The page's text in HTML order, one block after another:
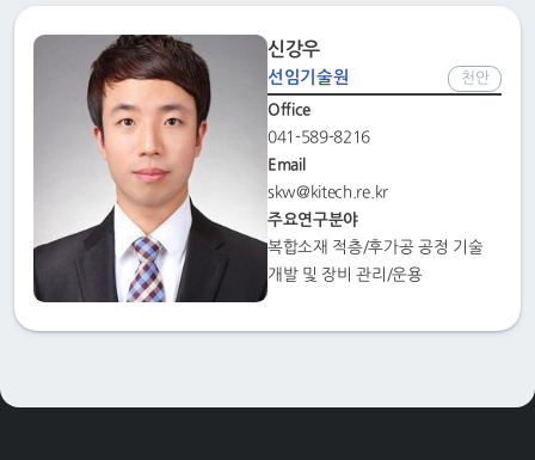
신강우
선임기술원 천안
Office
041-589-8216
Email
skw@kitech.re.kr
주요연구분야
복합소재 적층/후가공 공정 기술
개발 및 장비 관리/운용